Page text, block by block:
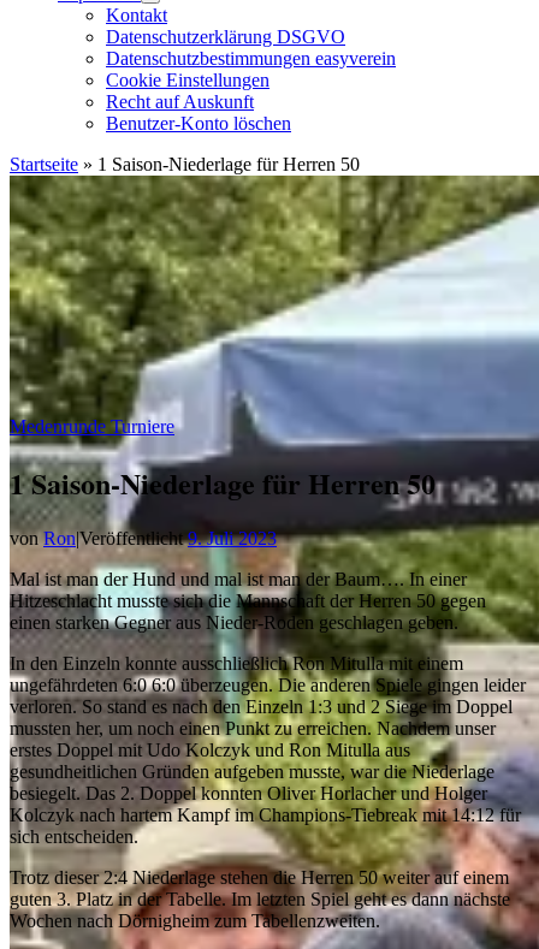
Kontakt
Datenschutzerklärung DSGVO
Datenschutzbestimmungen easyverein
Cookie Einstellungen
Recht auf Auskunft
Benutzer-Konto löschen
Startseite » 1 Saison-Niederlage für Herren 50
Medenrunde Turniere
1 Saison-Niederlage für Herren 50
vonRon|Veröffentlicht9. Juli 2023
Mal ist man der Hund und mal ist man der Baum…. In einer
Hitzeschlacht musste sich die Mannschaft der Herren 50 gegen
einen starken Gegner aus Nieder-Roden geschlagen geben.
In den Einzeln konnte ausschließlich Ron Mitulla mit einem
ungefährdeten 6:0 6:0 überzeugen. Die anderen Spiele gingen leider
verloren. So stand es nach den Einzeln 1:3 und 2 Siege im Doppel
mussten her, um noch einen Punkt zu erreichen. Nachdem unser
erstes Doppel mit Udo Kolczyk und Ron Mitulla aus
gesundheitlichen Gründen aufgeben musste, war die Niederlage
besiegelt. Das 2. Doppel konnten Oliver Horlacher und Holger
Kolczyk nach hartem Kampf im Champions-Tiebreak mit 14:12 für
sich entscheiden.
Trotz dieser 2:4 Niederlage stehen die Herren 50 weiter auf einem
guten 3. Platz in der Tabelle. Im letzten Spiel geht es dann nächste
Wochen nach Dörnigheim zum Tabellenzweiten.